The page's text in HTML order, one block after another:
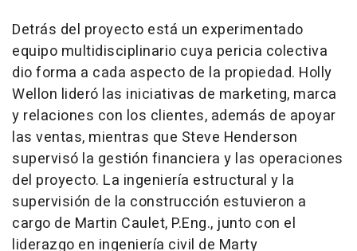
Detrás del proyecto está un experimentado
equipo multidisciplinario cuya pericia colectiva
dio forma a cada aspecto de la propiedad. Holly
Wellon lideró las iniciativas de marketing, marca
y relaciones con los clientes, además de apoyar
las ventas, mientras que Steve Henderson
supervisó la gestión financiera y las operaciones
del proyecto. La ingeniería estructural y la
supervisión de la construcción estuvieron a
cargo de Martin Caulet, P.Eng., junto con el
liderazgo en ingeniería civil de Marty